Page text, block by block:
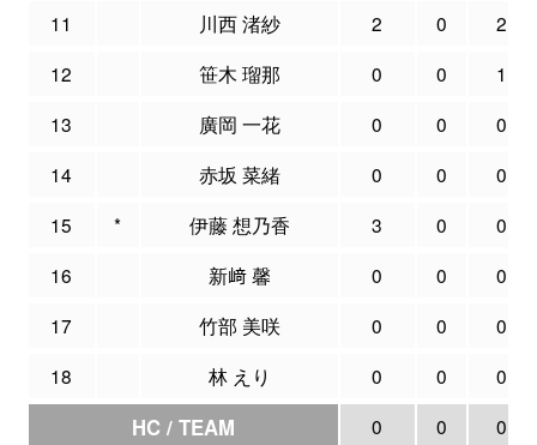
11 川西 渚紗 2 0
2
12
笹木 瑠那 0 0
1
13
廣岡 一花 0 0
0
14
赤坂 菜緒 0 0
0
15
* 伊藤 想乃香 3 0
0
16
新﨑 馨 0 0
0
17
竹部 美咲 0 0
0
18
林 えり 0 0 0
HC / TEAM 0 0 0